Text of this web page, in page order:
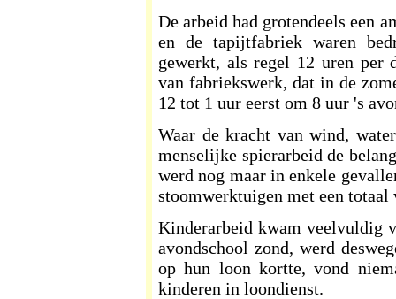
De arbeid had grotendeels een
en de tapijtfabriek waren
gewerkt, als regel 12 uren per
van fabriekswerk, dat in de
12 tot 1 uur eerst om 8 uur 's
Waar de kracht van wind,
menselijke spierarbeid de
werd nog maar in enkele
stoomwerktuigen met een totaal
Kinderarbeid kwam veelvuldig
avondschool zond, werd
op hun loon kortte, vond
kinderen in loondienst.